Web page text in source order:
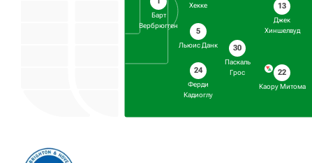
Барт
Вербрюгген
Хекке
5
Льюис Данк
24
Ферди
Кадиоглу
30
Паскаль
Грос
13
Джек
Хиншелвуд
22
Каору Митома